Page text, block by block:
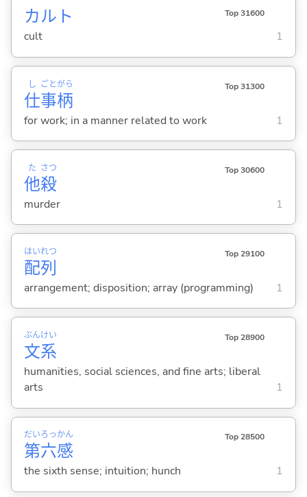
カルト Top 31600
cult 1
仕
し
事
ごと
柄
がら Top 31300
for work; in a manner related to work 1
他
た
殺
さつ Top 30600
murder 1
配
はい
列
れつ Top 29100
arrangement; disposition; array (programming) 1
文
ぶん
系
けい Top 28900
humanities, social sciences, and fine arts; liberal
arts
1
第
だい
六
ろっ
感
かん Top 28500
the sixth sense; intuition; hunch 1